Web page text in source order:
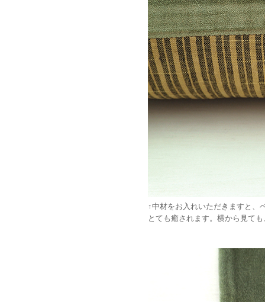
↑中材をお入れいただきますと、
とても癒されます。横から見て